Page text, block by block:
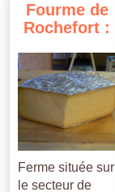
Fourme de
Rochefort :
Ferme située sur
le secteur de